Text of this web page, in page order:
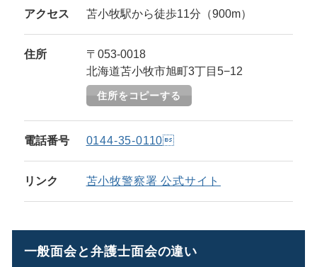
アクセス 苫小牧駅から徒歩11分（900m）
住所
〒053-0018
北海道苫小牧市旭町3丁目5−12
住所をコピーする
電話番号 0144-35-0110
リンク 苫小牧警察署 公式サイト
一般面会と弁護士面会の違い